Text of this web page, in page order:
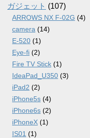
ガジェット (107)
ARROWS NX F-02G (4)
camera (14)
E-520 (1)
Eye-fi (2)
Fire TV Stick (1)
IdeaPad_U350 (3)
iPad2 (2)
iPhone5s (4)
iPhone6s (2)
iPhoneX (1)
IS01 (1)